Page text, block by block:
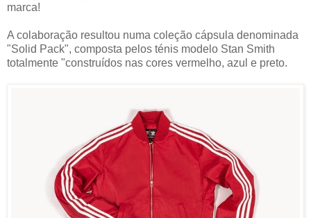
marca!
A colaboração resultou numa coleção cápsula denominada
"Solid Pack", composta pelos ténis modelo Stan Smith
totalmente "construídos nas cores vermelho, azul e preto.